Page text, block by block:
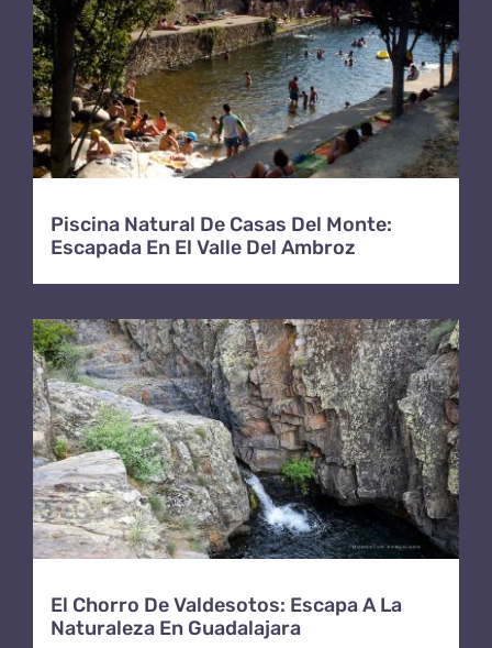
Piscina Natural De Casas Del Monte:
Escapada En El Valle Del Ambroz
El Chorro De Valdesotos: Escapa A La
Naturaleza En Guadalajara